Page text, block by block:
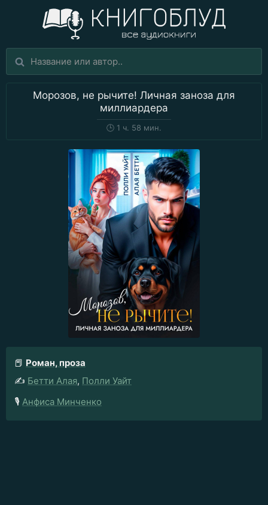
Морозов, не рычите! Личная заноза для
миллиардера
🕒 1 ч. 58 мин.
📕 Роман, проза
✍️ Бетти Алая, Полли Уайт
🎙️ Анфиса Минченко